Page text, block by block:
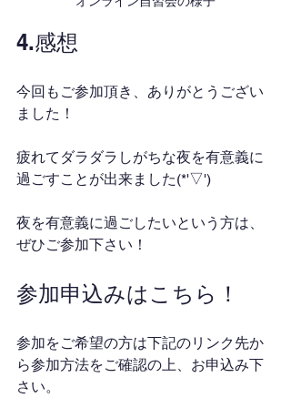
4.感想
今回もご参加頂き、ありがとうござい
ました！
疲れてダラダラしがちな夜を有意義に
過ごすことが出来ました(*'▽')
夜を有意義に過ごしたいという方は、
ぜひご参加下さい！
参加申込みはこちら！
参加をご希望の方は下記のリンク先か
ら参加方法をご確認の上、お申込み下
さい。